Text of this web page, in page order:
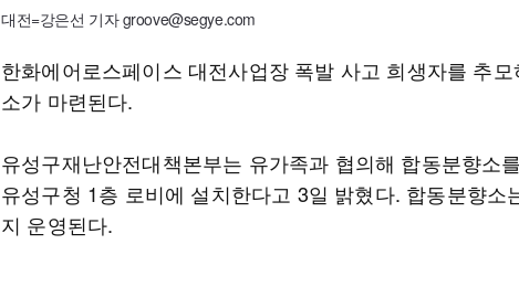
대전=강은선 기자 groove@segye.com
한화에어로스페이스 대전사업장 폭발 사고 희생자를 추
소가 마련된다.
유성구재난안전대책본부는 유가족과 협의해 합동분향소
유성구청 1층 로비에 설치한다고 3일 밝혔다. 합동분향소
지 운영된다.